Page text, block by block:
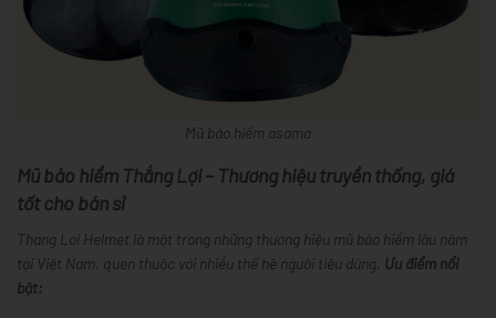
Mũ bảo hiểm asama
Mũ bảo hiểm Thắng Lợi – Thương hiệu truyền thống, giá
tốt cho bán sỉ
Thang Loi Helmet là một trong những thương hiệu mũ bảo hiểm lâu năm
tại Việt Nam, quen thuộc với nhiều thế hệ người tiêu dùng. Ưu điểm nổi
bật: